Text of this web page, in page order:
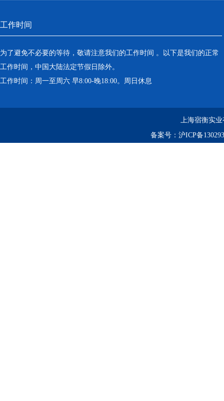
工作时间
为了避免不必要的等待，敬请注意我们的工作时间 。以下是我们的正常
工作时间，中国大陆法定节假日除外。
工作时间：周一至周六 早8:00-晚18:00。周日休息
上海宿衡实
备案号： 沪ICP备